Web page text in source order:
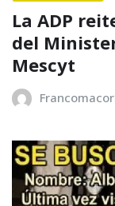
La ADP
del
Mescyt